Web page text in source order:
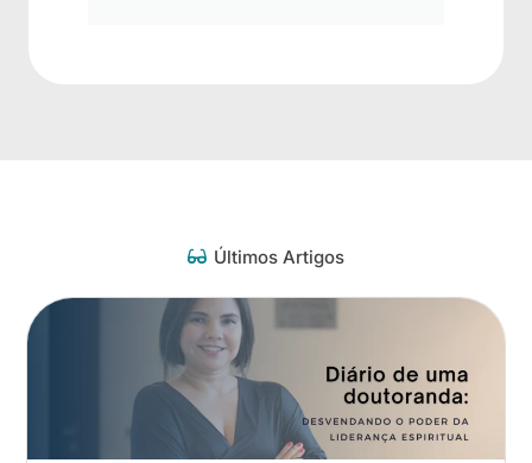
Últimos Artigos